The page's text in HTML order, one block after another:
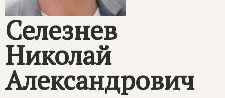
Селезнев
Николай
Александрович